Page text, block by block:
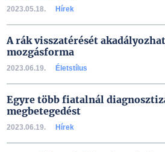
2023.05.18. Hírek
A rák visszatérését
mozgásforma
2023.06.19. Életstílus
Egyre több fiatalnál
megbetegedést
2023.06.19. Hírek